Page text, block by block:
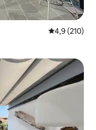
Vidutinis
4,9 (210)